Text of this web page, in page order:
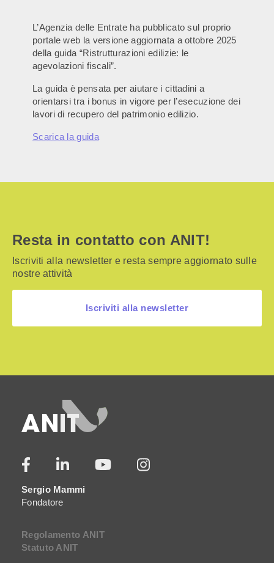
L’Agenzia delle Entrate ha pubblicato sul proprio
portale web la versione aggiornata a ottobre 2025
della guida “Ristrutturazioni edilizie: le
agevolazioni fiscali”.
La guida è pensata per aiutare i cittadini a
orientarsi tra i bonus in vigore per l’esecuzione dei
lavori di recupero del patrimonio edilizio.
Scarica la guida
Resta in contatto con ANIT!
Iscriviti alla newsletter e resta sempre aggiornato sulle
nostre attività
Iscriviti alla newsletter
Sergio Mammi
Fondatore
Regolamento ANIT
Statuto ANIT